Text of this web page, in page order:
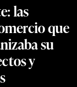
las
que
su
y